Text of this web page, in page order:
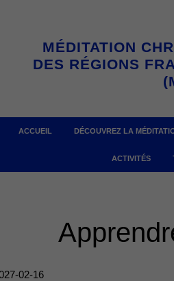
MÉDITATION
DES RÉGIONS
ACCUEIL DÉCOUVREZ LA
ACTIVITÉS
02-16